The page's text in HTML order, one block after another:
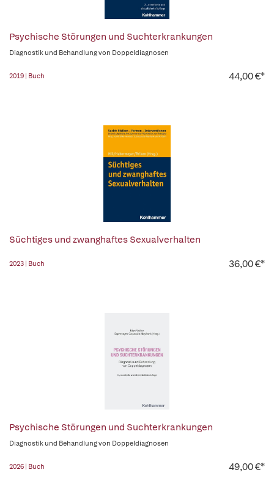
Psychische Störungen und Suchterkrankungen
Diagnostik und Behandlung von Doppeldiagnosen
2019 | Buch 44,00 €*
Süchtiges und zwanghaftes Sexualverhalten
2023 | Buch 36,00 €*
Psychische Störungen und Suchterkrankungen
Diagnostik und Behandlung von Doppeldiagnosen
2026 | Buch 49,00 €*